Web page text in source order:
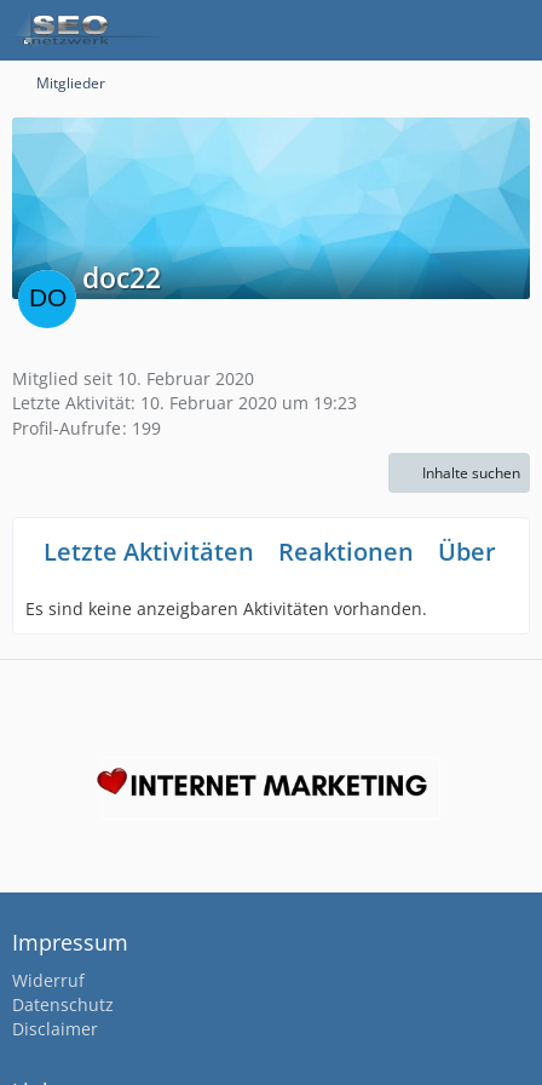
Mitglieder
doc22
Mitglied seit 10. Februar 2020
Letzte Aktivität: 10. Februar 2020 um 19:23
Profil-Aufrufe 199
Inhalte suchen
Letzte Aktivitäten Reaktionen Über
Es sind keine anzeigbaren Aktivitäten vorhanden.
Impressum
Widerruf
Datenschutz
Disclaimer